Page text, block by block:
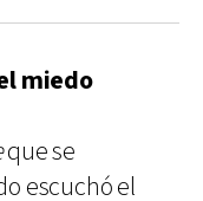
miedo
que se
escuchó el